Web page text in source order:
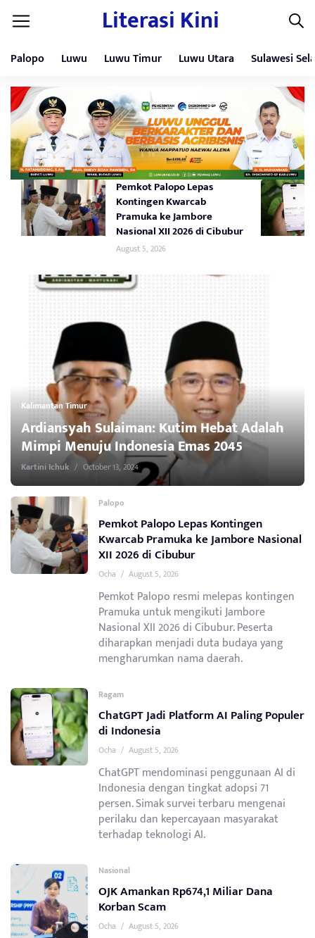
Literasi Kini
Palopo Luwu Luwu Timur Luwu Utara Sulawesi
Pemkot Palopo Lepas
Kontingen Kwarcab
Pramuka ke Jambore
Nasional XII 2026 di Cibubur
August 5, 2026
Kalimantan Timur
Ardiansyah Sulaiman: Kutim Hebat Adalah
Mimpi Menuju Indonesia Emas 2045
Kartini Ichuk / October 13, 2024
Palopo
Pemkot Palopo Lepas Kontingen
Kwarcab Pramuka ke Jambore Nasional
XII 2026 di Cibubur
Ocha / August 5, 2026
Pemkot Palopo resmi melepas kontingen
Pramuka untuk mengikuti Jambore
Nasional XII 2026 di Cibubur. Peserta
diharapkan menjadi duta budaya yang
mengharumkan nama daerah.
Ragam
ChatGPT Jadi Platform AI Paling Populer
di Indonesia
Ocha / August 5, 2026
ChatGPT mendominasi penggunaan AI di
Indonesia dengan tingkat adopsi 71
persen. Simak survei terbaru mengenai
perilaku dan kepercayaan masyarakat
terhadap teknologi AI.
Nasional
OJK Amankan Rp674,1 Miliar Dana
Korban Scam
Ocha / August 5, 2026